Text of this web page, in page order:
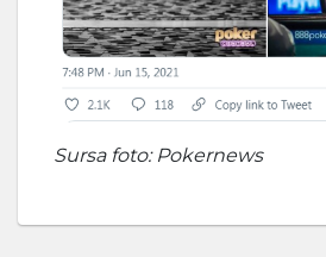
Sursa foto: Pokernews